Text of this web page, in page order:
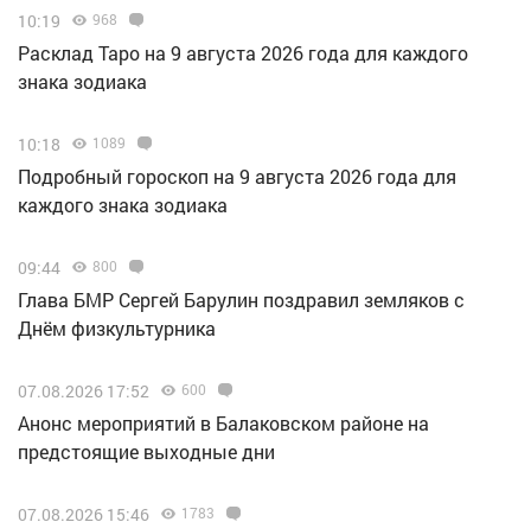
10:19 968
Расклад Таро на 9 августа 2026 года для каждого
знака зодиака
10:18 1089
Подробный гороскоп на 9 августа 2026 года для
каждого знака зодиака
09:44 800
Глава БМР Сергей Барулин поздравил земляков с
Днём физкультурника
07.08.2026 17:52 600
Анонс мероприятий в Балаковском районе на
предстоящие выходные дни
07.08.2026 15:46 1783